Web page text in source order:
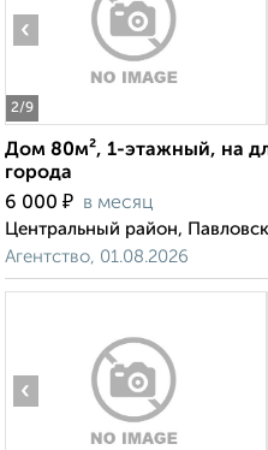
2/9
‹
Дом 80м², 1-этажный, на
города
6 000 ₽ в месяц
Центральный район,
Агентство, 01.08.2026
‹